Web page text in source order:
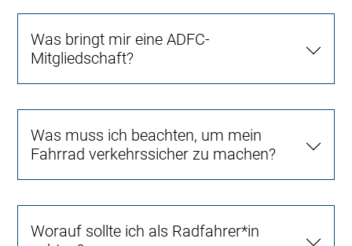
Was bringt mir eine ADFC-
Mitgliedschaft?
Was muss ich beachten, um mein
Fahrrad verkehrssicher zu machen?
Worauf sollte ich als Radfahrer*in